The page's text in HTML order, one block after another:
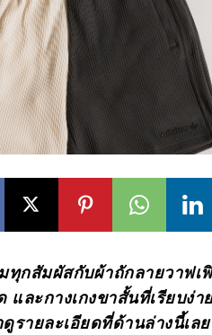
ทุกสัมผัสกับผ้าถักลายวาฟเ
และกางเกงขาสั้นที่เรียบง่
รายละเอียดที่ด้านล่างนี้เลย